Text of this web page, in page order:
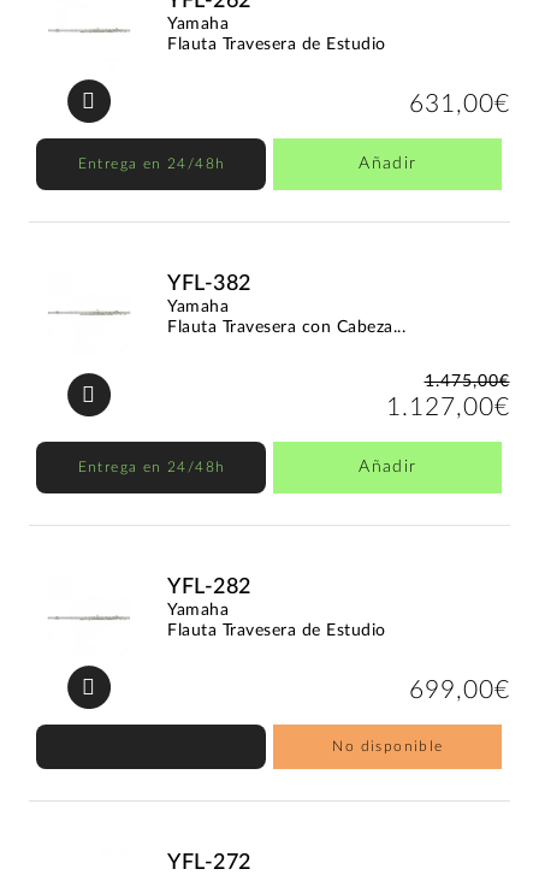
Yamaha
Flauta Travesera de Estudio
631,00€
Entrega en 24/48h Añadir
YFL-382
Yamaha
Flauta Travesera con Cabeza...
1.475,00€
1.127,00€
Entrega en 24/48h Añadir
YFL-282
Yamaha
Flauta Travesera de Estudio
699,00€
No disponible
YFL-272